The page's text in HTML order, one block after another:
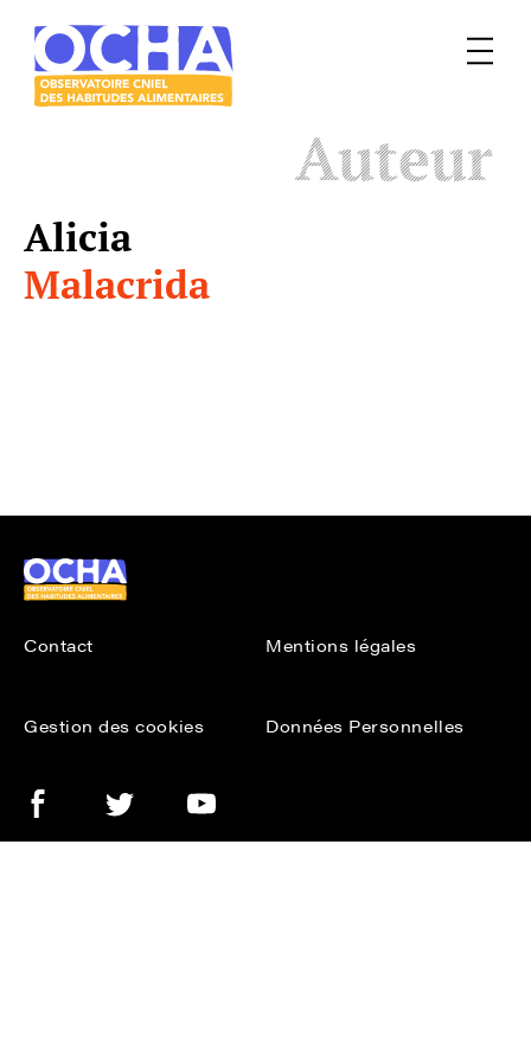
Menu
Auteur
Alicia
Malacrida
Ocha
Contact Mentions légales
Gestion des cookies Données Personnelles
FacebookTwitter Youtube